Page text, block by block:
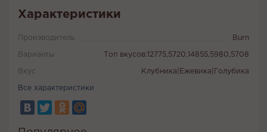
Характеристики
Производитель Burn
Варианты Топ вкусов:12775,5720,14855,5980,5708
Вкус Клубника|Ежевика|Голубика
Все характеристики